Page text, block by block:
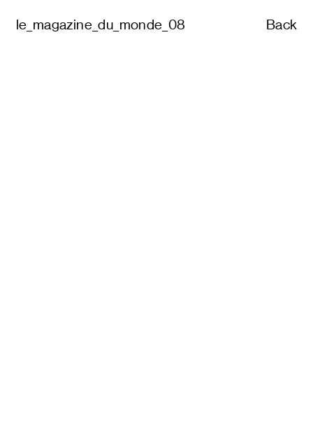
le_magazine_du_monde_08 Back